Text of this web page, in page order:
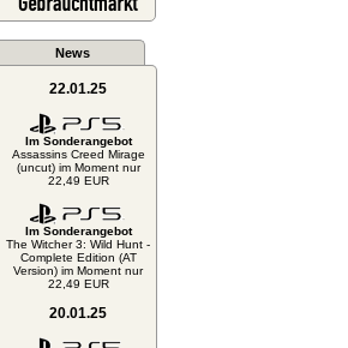
News
22.01.25
Im Sonderangebot
Assassins Creed Mirage
(uncut) im Moment nur
22,49 EUR
Im Sonderangebot
The Witcher 3: Wild Hunt -
Complete Edition (AT
Version) im Moment nur
22,49 EUR
20.01.25